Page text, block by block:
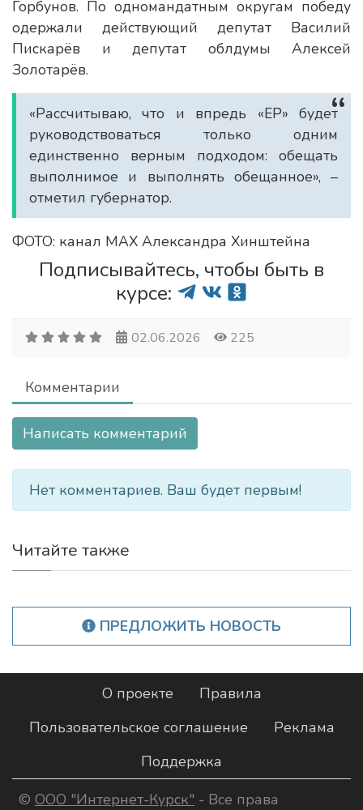
Горбунов. По одномандатным округам победу
одержали действующий депутат Василий
Пискарёв и депутат облдумы Алексей
Золотарёв.
«Рассчитываю, что и впредь «ЕР» будет
руководствоваться только одним
единственно верным подходом: обещать
выполнимое и выполнять обещанное», –
отметил губернатор.
ФОТО: канал МАХ Александра Хинштейна
Подписывайтесь, чтобы быть в
курсе:
02.06.2026 225
Комментарии
Написать комментарий
Нет комментариев. Ваш будет первым!
Читайте также
ПРЕДЛОЖИТЬ НОВОСТЬ
О проекте
Правила
Пользовательское соглашение
Реклама
Поддержка
© ООО "Интернет-Курск" - Все права